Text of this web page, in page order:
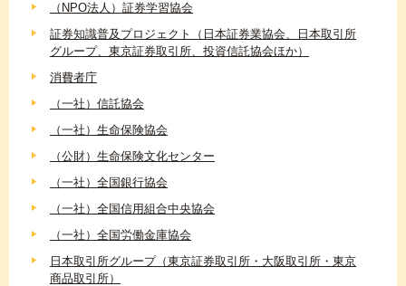
（NPO法人）証券学習協会
証券知識普及プロジェクト（日本証券業協会、日本取引所
グループ、東京証券取引所、投資信託協会ほか）
消費者庁
（一社）信託協会
（一社）生命保険協会
（公財）生命保険文化センター
（一社）全国銀行協会
（一社）全国信用組合中央協会
（一社）全国労働金庫協会
日本取引所グループ（東京証券取引所・大阪取引所・東京
商品取引所）